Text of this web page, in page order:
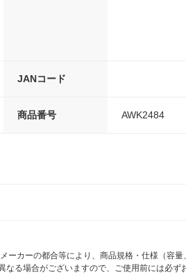
JANコード
商品番号 AWK2484
カーの都合等により、商品規格・仕様（容
る場合がございますので、ご使用前には必